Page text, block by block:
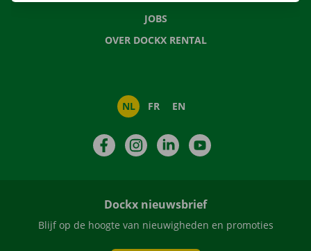
JOBS
OVER DOCKX RENTAL
NL FR EN
FacebookInstagramLinkedIn
Dockx nieuwsbrief
Blijf op de hoogte van nieuwigheden en promoties